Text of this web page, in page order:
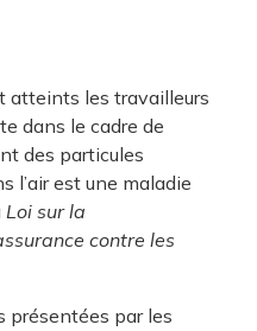
atteints les travailleurs
dans le cadre de
des particules
l’air est une maladie
Loi sur la
contre les
présentées par les